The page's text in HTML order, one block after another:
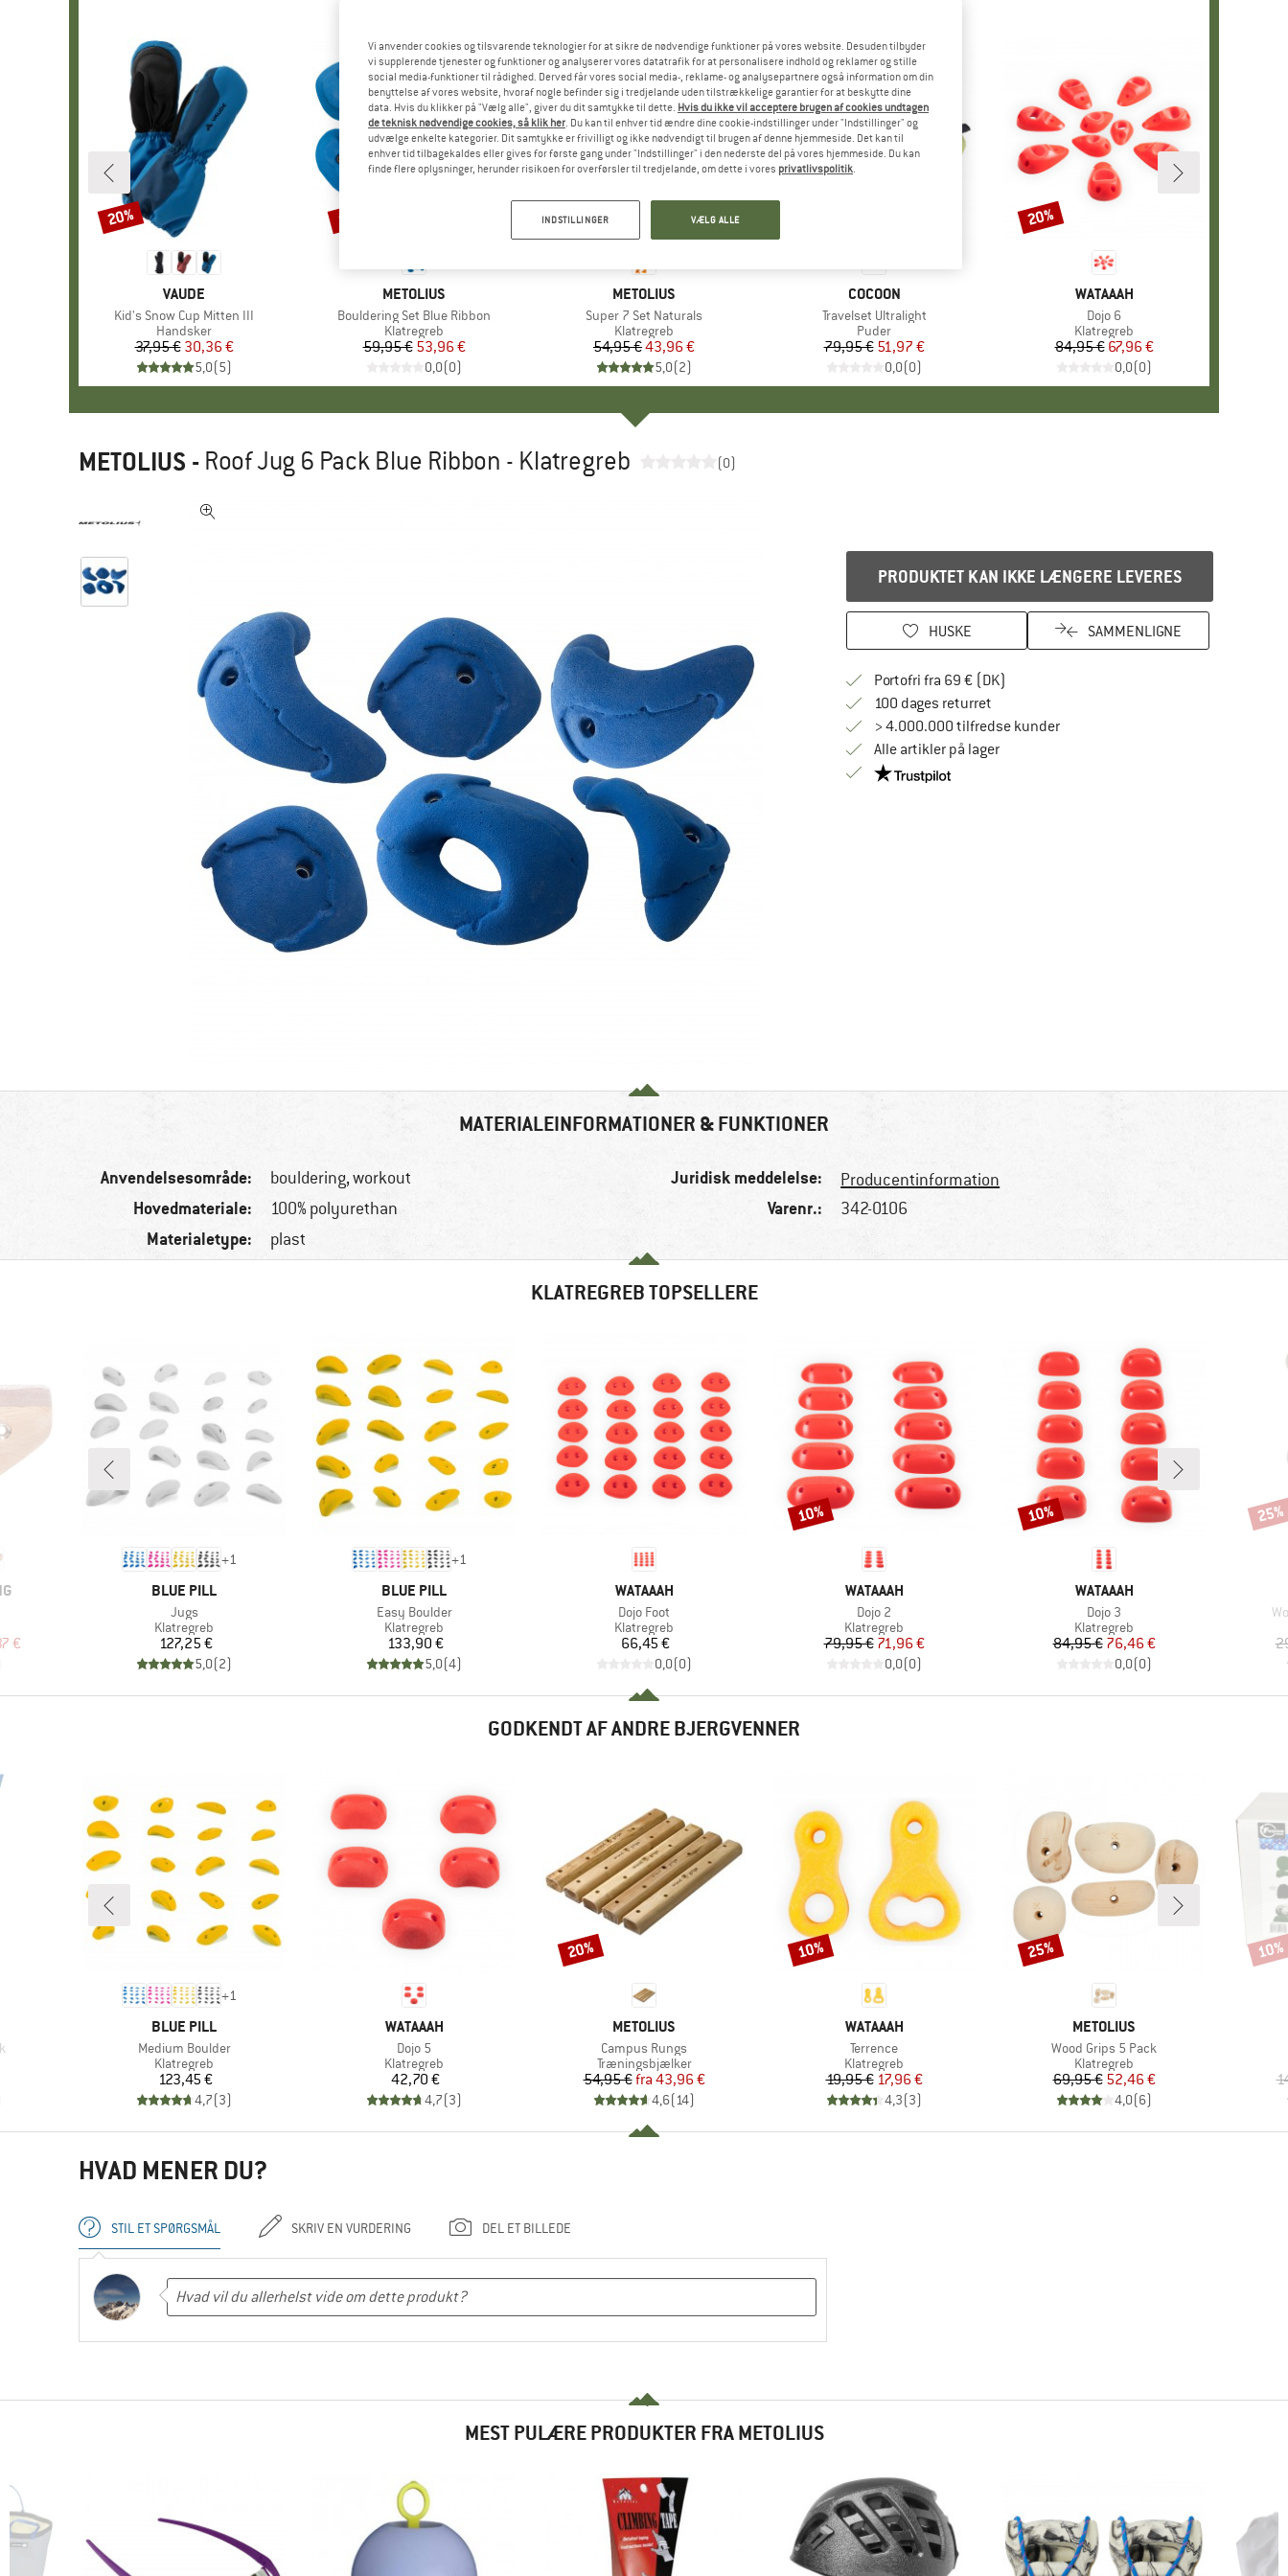
MÆRKE
VAUDE
Artikel
Kid's Snow Cup Mitten III
Produktgruppe
Handsker
Pris
37,95 € Nedsat pris
30,36 €
5,0(5)
Rabat
20%
MÆRKE
METOLIUS
Artikel
Bouldering Set Blue Ribbon
Produktgruppe
Klatregreb
Pris
59,95 € Nedsat pris
53,96 €
0,0(0)
Rabat
10%
MÆRKE
METOLIUS
Artikel
Super 7 Set Naturals
Produktgruppe
Klatregreb
Pris
54,95 €Nedsat pris
43,96 €
5,0(2)
Rabat
20%
MÆRKE
COCOON
Artikel
Travelset Ultralight
Produktgruppe
Puder
Pris
79,95 €Nedsat pris
51,97 €
0,0(0)
MÆRKE
WATAAAH
Artikel
Dojo 6
Produktgruppe
Klatregreb
Pris
84,95 €Nedsat pris
67,96 €
0,0(0)
Rabat
20%
METOLIUS - Roof Jug 6 Pack Blue Ribbon - Klatregreb (0)
PRODUKTET KAN IKKE LÆNGERE LEVERES
HUSKE SAMMENLIGNE
Portofri fra 69 € (DK)
100 dages returretGå til returretten her Åbnes i en infoboks
> 4.000.000 tilfredse kunder
Alle artikler på lager
Vi er Trustpilot-certificeret - oplysningerne får du
MATERIALEINFORMATIONER & FUNKTIONER
Anvendelsesområde: bouldering, workout
Hovedmateriale: 100% polyurethan
Materialetype: plast
Juridisk meddelelse: Producentinformation
Varenr.: 342-0106
KLATREGREB TOPSELLERE
€
+1
MÆRKE
BLUE PILL
Artikel
Jugs
Produktgruppe
Klatregreb
Pris
127,25 €
5,0(2)
+1
MÆRKE
BLUE PILL
Artikel
Easy Boulder
Produktgruppe
Klatregreb
Pris
133,90 €
5,0(4)
MÆRKE
WATAAAH
Artikel
Dojo Foot
Produktgruppe
Klatregreb
Pris
66,45 €
0,0(0)
MÆRKE
WATAAAH
Artikel
Dojo 2
Produktgruppe
Klatregreb
Pris
79,95 €Nedsat pris
71,96 €
0,0(0)
Rabat
10%
MÆRKE
WATAAAH
Artikel
Dojo 3
Produktgruppe
Klatregreb
Pris
84,95 €Nedsat pris
76,46 €
0,0(0)
Rabat
10% Rabat
25%
GODKENDT AF ANDRE BJERGVENNER
+1
MÆRKE
BLUE PILL
Artikel
Medium Boulder
Produktgruppe
Klatregreb
Pris
123,45 €
4,7(3)
MÆRKE
WATAAAH
Artikel
Dojo 5
Produktgruppe
Klatregreb
Pris
42,70 €
4,7(3)
MÆRKE
METOLIUS
Artikel
Campus Rungs
Produktgruppe
Træningsbjælker
Pris
54,95 € Nedsat pris
fra 43,96 €
4,6(14)
Rabat
20%
MÆRKE
WATAAAH
Artikel
Terrence
Produktgruppe
Klatregreb
Pris
19,95 €Nedsat pris
17,96 €
4,3(3)
Rabat
10%
MÆRKE
METOLIUS
Artikel
Wood Grips 5 Pack
Produktgruppe
Klatregreb
Pris
69,95 €Nedsat pris
52,46 €
4,0(6)
Rabat
25% Rabat
10%
HVAD MENER DU?
STIL ET SPØRGSMÅL SKRIV EN VURDERING DEL ET BILLEDE
MEST PULÆRE PRODUKTER FRA METOLIUS
Vi anvender cookies og tilsvarende teknologier for at sikre de nødvendige funktioner på vores website. Desuden tilbyder
vi supplerende tjenester og funktioner og analyserer vores datatrafik for at personalisere indhold og reklamer og stille
social media-funktioner til rådighed. Derved får vores social media-, reklame- og analysepartnere også information om din
benyttelse af vores website, hvoraf nogle befinder sig i tredjelande uden tilstrækkelige garantier for at beskytte dine
data. Hvis du klikker på "Vælg alle", giver du dit samtykke til dette. Hvis du ikke vil acceptere brugen af cookies undtagen
de teknisk nødvendige cookies, så klik her. Du kan til enhver tid ændre dine cookie-indstillinger under "Indstillinger" og
udvælge enkelte kategorier. Dit samtykke er frivilligt og ikke nødvendigt til brugen af denne hjemmeside. Det kan til
enhver tid tilbagekaldes eller gives for første gang under "Indstillinger" i den nederste del på vores hjemmeside. Du kan
finde flere oplysninger, herunder risikoen for overførsler til tredjelande, om dette i vores privatlivspolitik.
INDSTILLINGER VÆLG ALLE